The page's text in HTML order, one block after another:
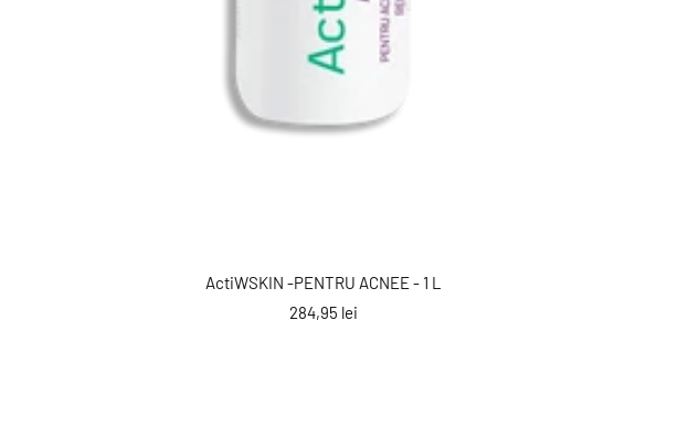
ActiWSKIN -PENTRU ACNEE - 1 L
Preț
284,95 lei